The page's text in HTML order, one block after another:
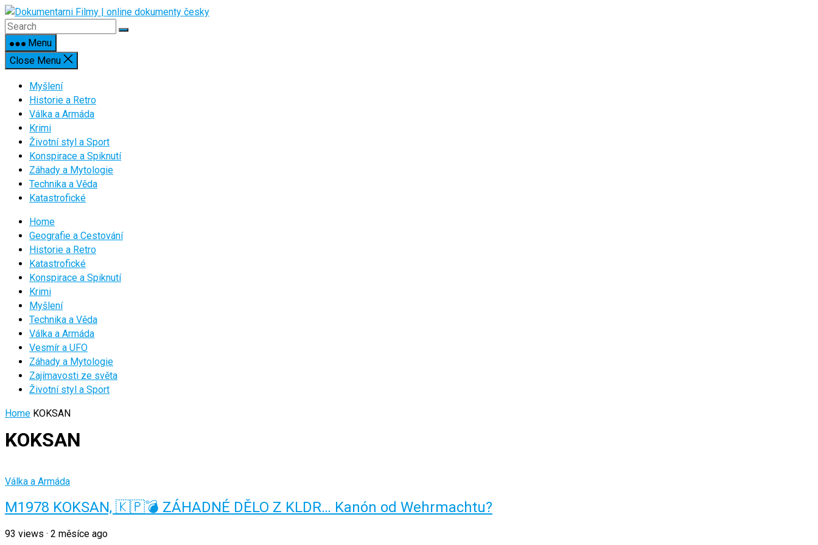
Skip
to
contentMenu
Close Menu
Myšlení
Historie a Retro
Válka a Armáda
Krimi
Životní styl a Sport
Konspirace a Spiknutí
Záhady a Mytologie
Technika a Věda
Katastrofické
Home
Geografie a Cestování
Historie a Retro
Katastrofické
Konspirace a Spiknutí
Krimi
Myšlení
Technika a Věda
Válka a Armáda
Vesmír a UFO
Záhady a Mytologie
Zajímavosti ze světa
Životní styl a Sport
Home KOKSAN
KOKSAN
Válka a Armáda
M1978 KOKSAN, 🇰🇵💣 ZÁHADNÉ DĚLO Z KLDR… Kanón od Wehrmachtu?
93 views · 2 měsíce ago